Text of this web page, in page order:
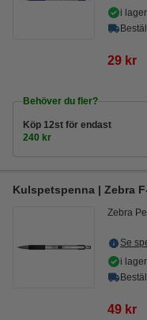
i lager
29 kr
Behöver du fler?
Köp 12st för endast
240 kr
Kulspetspenna | Zebra
Zebra
Se
i lager
49 kr